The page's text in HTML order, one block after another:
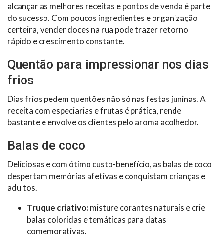
alcançar as melhores receitas e pontos de venda é parte
do sucesso. Com poucos ingredientes e organização
certeira, vender doces na rua pode trazer retorno
rápido e crescimento constante.
Quentão para impressionar nos dias
frios
Dias frios pedem quentões não só nas festas juninas. A
receita com especiarias e frutas é prática, rende
bastante e envolve os clientes pelo aroma acolhedor.
Balas de coco
Deliciosas e com ótimo custo-benefício, as balas de coco
despertam memórias afetivas e conquistam crianças e
adultos.
Truque criativo:misture corantes naturais e crie
balas coloridas e temáticas para datas
comemorativas.